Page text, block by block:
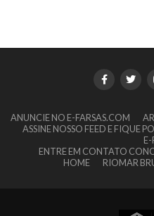
ANUNCIE NO E-FARSAS.COM
ASSINE NOSSO FEED E FIQUE
E-
ENTRE EM CONTATO
HOME
RIOMAR